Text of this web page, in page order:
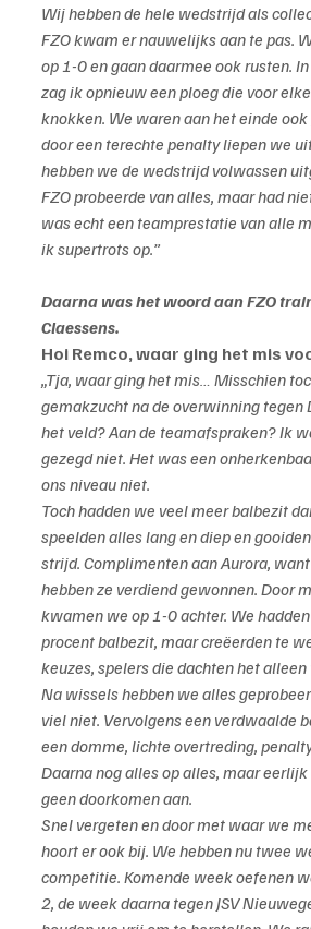
Wij hebben de hele wedstrijd als
FZO kwam er nauwelijks aan te pas.
op 1-0 en gaan daarmee ook rusten.
zag ik opnieuw een ploeg die voor
knokken. We waren aan het einde
door een terechte penalty liepen we
hebben we de wedstrijd volwassen
FZO probeerde van alles, maar had
was echt een teamprestatie van alle
ik supertrots op.”
Daarna was het woord aan FZO
Claessens.
Hoi Remco, waar ging het mis
„Tja, waar ging het mis… Misschien
gemakzucht na de overwinning tegen
het veld? Aan de teamafspraken? Ik
gezegd niet. Het was een
ons niveau niet.
Toch hadden we veel meer balbezit
speelden alles lang en diep en
strijd. Complimenten aan Aurora,
hebben ze verdiend gewonnen. Door
kwamen we op 1-0 achter. We
procent balbezit, maar creëerden te
keuzes, spelers die dachten het alleen
Na wissels hebben we alles
viel niet. Vervolgens een verdwaalde
een domme, lichte overtreding,
Daarna nog alles op alles, maar
geen doorkomen aan.
Snel vergeten en door met waar we
hoort er ook bij. We hebben nu twee
competitie. Komende week oefenen
2, de week daarna tegen JSV